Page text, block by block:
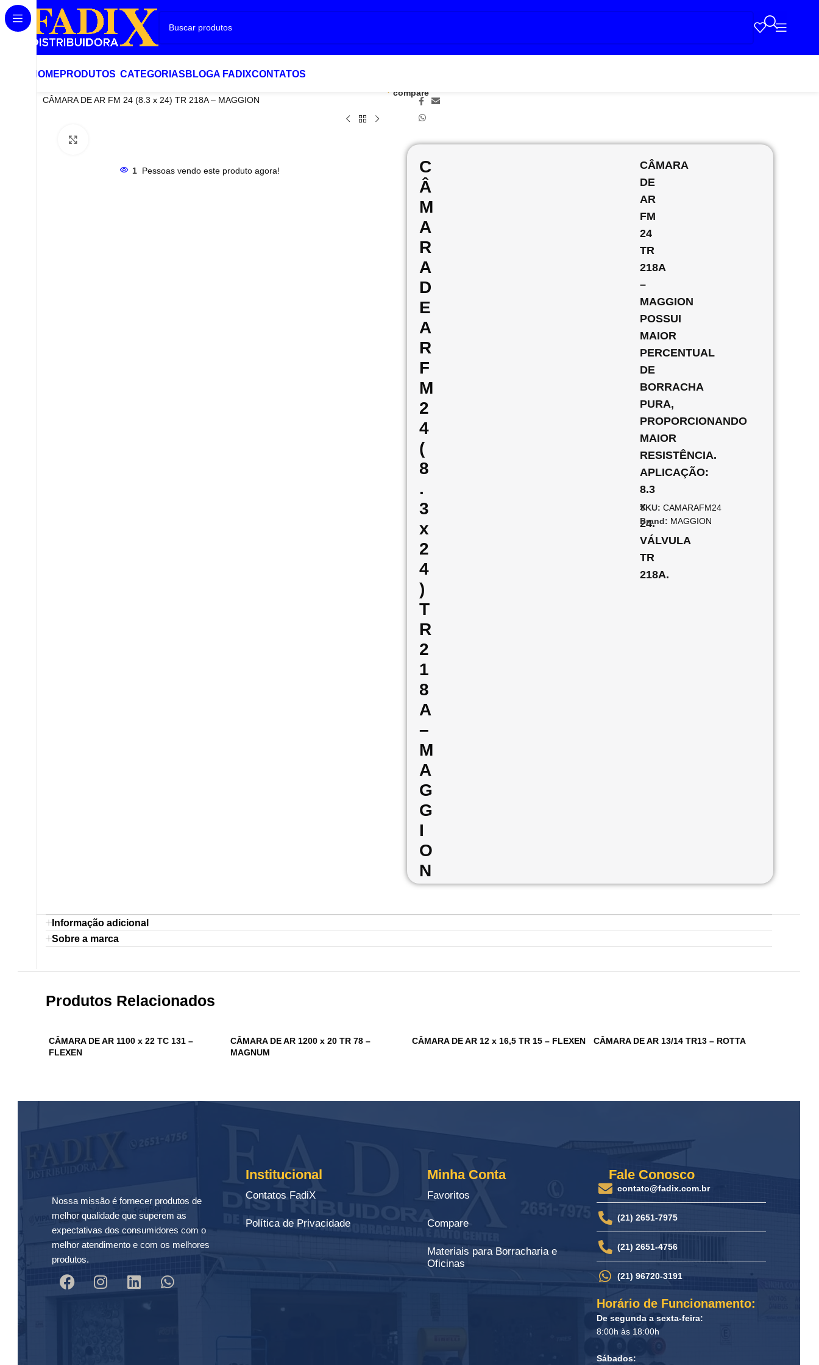
HOME PRODUTOS CATEGORIAS BLOGA FADIXCONTATOS
CÂMARA DE AR FM 24 (8.3 x 24) TR 218A – MAGGION
compare
1 Pessoas vendo este produto agora!
C
Â
M
A
R
A
D
E
A
R
F
M
2
4
(
8
.
3
x
2
4
)
T
R
2
1
8
A
–
M
A
G
G
I
O
N
CÂMARA
DE
AR
FM
24
TR
218A
–
MAGGION
POSSUI
MAIOR
PERCENTUAL
DE
BORRACHA
PURA,
PROPORCIONANDO
MAIOR
RESISTÊNCIA.
APLICAÇÃO:
8.3
x
24.
VÁLVULA
TR
218A.
SKU: CAMARAFM24
Brand: MAGGION
Informação adicional
Sobre a marca
Produtos Relacionados
CÂMARA DE AR 1100 x 22 TC 131 –
FLEXEN
CÂMARA DE AR 1200 x 20 TR 78 –
MAGNUM
CÂMARA DE AR 12 x 16,5 TR 15 – FLEXEN CÂMARA DE AR 13/14 TR13 – ROTTA
Nossa missão é fornecer produtos de
melhor qualidade que superem as
expectativas dos consumidores com o
melhor atendimento e com os melhores
produtos.
Institucional
Contatos FadiX
Política de Privacidade
Minha Conta
Favoritos
Compare
Materiais para Borracharia e
Oficinas
Fale Conosco
contato@fadix.com.br
(21) 2651-7975
(21) 2651-4756
(21) 96720-3191
Horário de Funcionamento:
De segunda a sexta-feira:
8:00h às 18:00h
Sábados: